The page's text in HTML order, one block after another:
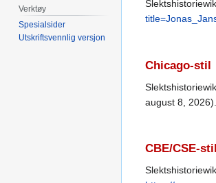
Chicago-stil
august 8, 2026).
CBE/CSE-stil
Verktøy
Spesialsider
Utskriftsvennlig versjon